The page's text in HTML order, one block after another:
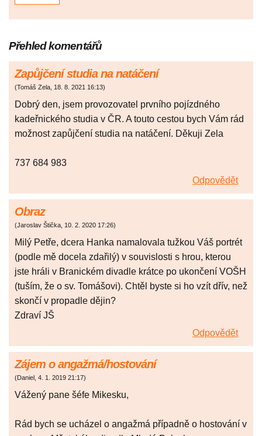
Přehled komentářů
Zapůjčení studia na natáčení
(Tomáš Zela, 18. 8. 2021 16:13)
Dobrý den, jsem provozovatel prvního pojízdného
kadeřnického studia v ČR. A touto cestou bych Vám rád
možnost zapůjčení studia na natáčení. Děkuji Zela
737 684 983
Odpovědět
Obraz
(Jaroslav Štička, 10. 2. 2020 17:26)
Milý Petře, dcera Hanka namalovala tužkou Váš portrét
(podle mě docela zdařilý) v souvislosti s hrou, kterou
jste hráli v Branickém divadle krátce po ukončení VOŠH
(tuším, že o sv. Tomášovi). Chtěl byste si ho vzít dřív, než
skončí v propadle dějin?
Zdraví JŠ
Odpovědět
Zájem o angažmá/hostování
(Daniel , 4. 1. 2019 21:17)
Vážený pane šéfe Mikesku,
Rád bych se ucházel o angažmá případně o hostování v